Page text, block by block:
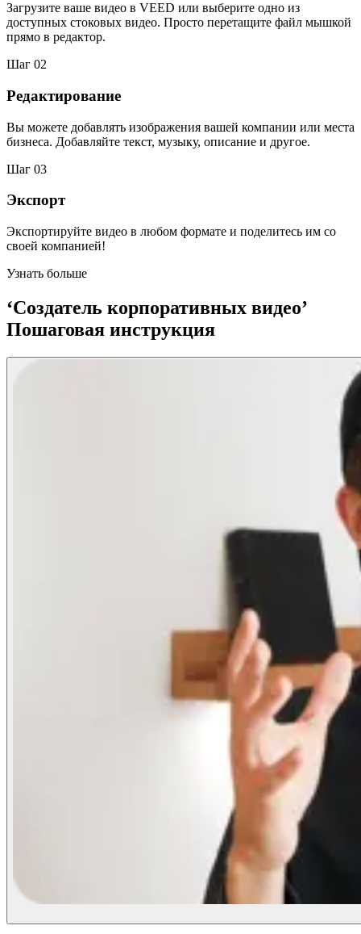
Загрузите ваше видео в VEED или выберите одно из
доступных стоковых видео. Просто перетащите файл мышкой
прямо в редактор.
Шаг 02
Редактирование
Вы можете добавлять изображения вашей компании или места
бизнеса. Добавляйте текст, музыку, описание и другое.
Шаг 03
Экспорт
Экспортируйте видео в любом формате и поделитесь им со
своей компанией!
Узнать больше
‘Создатель корпоративных видео’
Пошаговая инструкция